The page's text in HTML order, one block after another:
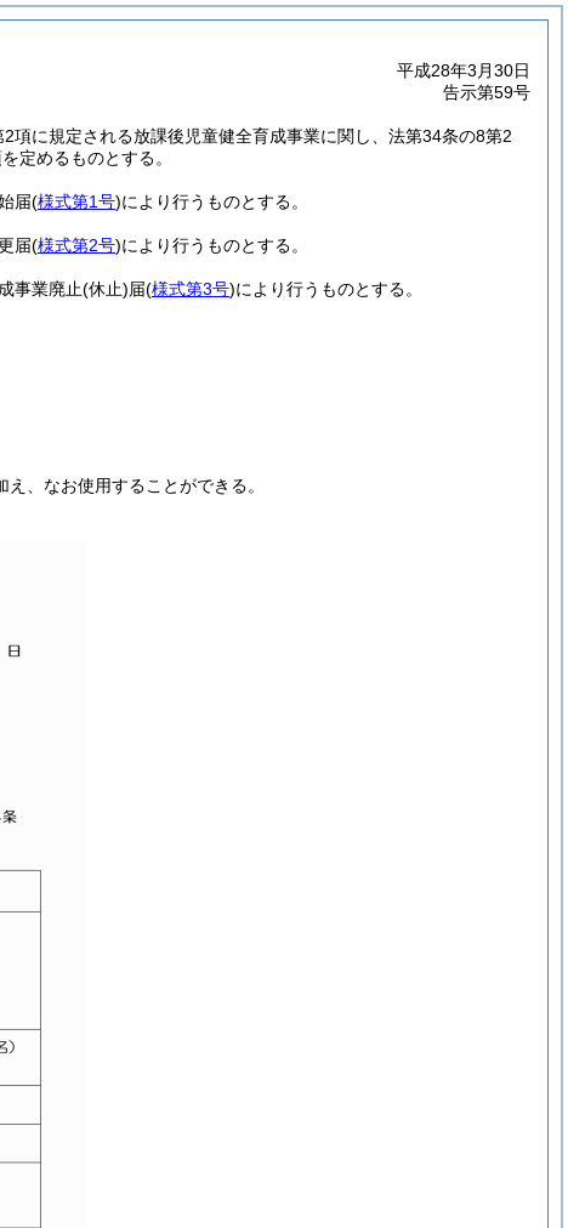
平成28年3月30日
告示第59号
項に規定される放課後児童健全育成事業に関し、法第34条の8第2
定めるものとする。
届(様式第1号)により行うものとする。
届(様式第2号)により行うものとする。
事業廃止(休止)届(様式第3号)により行うものとする。
、なお使用することができる。